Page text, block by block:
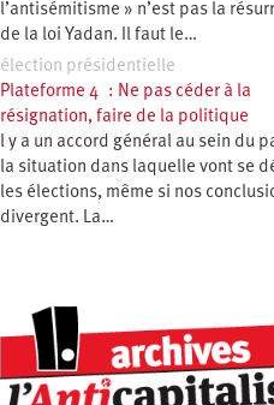
l’antisémitisme » n’est pas la
de la loi Yadan. Il faut le…
élection présidentielle
Plateforme 4 : Ne pas céder à la
résignation, faire de la politique
l y a un accord général au sein du
la situation dans laquelle vont se
les élections, même si nos
divergent. La…